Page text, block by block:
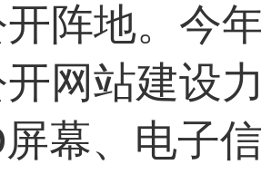
阵地。今
网站建设
幕、电子